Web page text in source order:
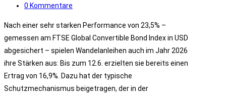
Kategorie:
Beitrags-
0 Kommentare
Nach einer sehr starken Performance von 23,5% –
gemessen am FTSE Global Convertible Bond Index in USD
abgesichert – spielen Wandelanleihen auch im Jahr 2026
ihre Stärken aus: Bis zum 12.6. erzielten sie bereits einen
Ertrag von 16,9%. Dazu hat der typische
Schutzmechanismus beigetragen, der in der